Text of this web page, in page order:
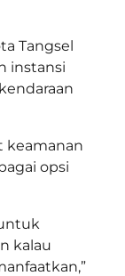
Tangsel
instansi
keamanan
opsi
kalau